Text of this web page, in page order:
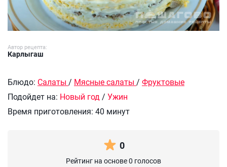
Автор рецепта:
Карлыгаш
Блюдо: Салаты / Мясные салаты / Фруктовые
Подойдет на: Новый год / Ужин
Время приготовления: 40 минут
0
Рейтинг на основе 0 голосов